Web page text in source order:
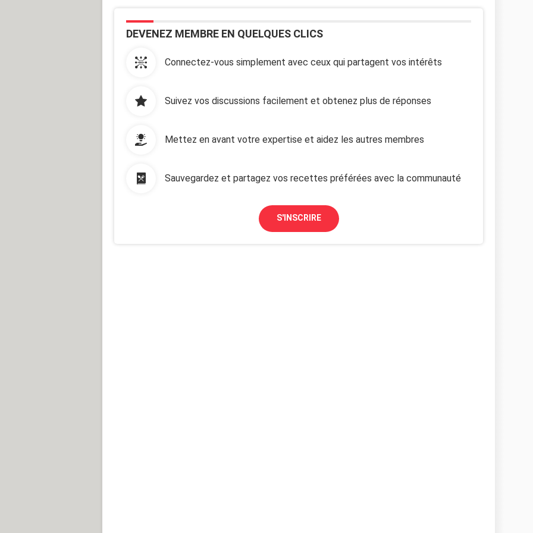
DEVENEZ MEMBRE EN QUELQUES CLICS
Connectez-vous simplement avec ceux qui partagent vos intérêts
Suivez vos discussions facilement et obtenez plus de réponses
Mettez en avant votre expertise et aidez les autres membres
Sauvegardez et partagez vos recettes préférées avec la communauté
S'INSCRIRE